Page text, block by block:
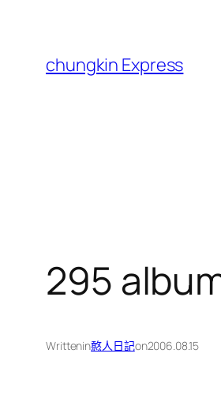
chungkin Express
295
Writtenin憨人日記on2006.08.15